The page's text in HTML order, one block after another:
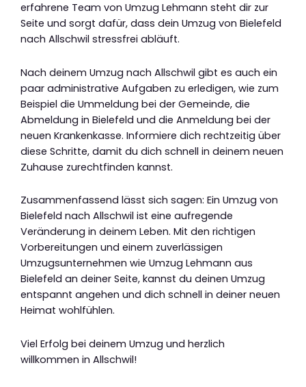
erfahrene Team von Umzug Lehmann steht dir zur
Seite und sorgt dafür, dass dein Umzug von Bielefeld
nach Allschwil stressfrei abläuft.
Nach deinem Umzug nach Allschwil gibt es auch ein
paar administrative Aufgaben zu erledigen, wie zum
Beispiel die Ummeldung bei der Gemeinde, die
Abmeldung in Bielefeld und die Anmeldung bei der
neuen Krankenkasse. Informiere dich rechtzeitig über
diese Schritte, damit du dich schnell in deinem neuen
Zuhause zurechtfinden kannst.
Zusammenfassend lässt sich sagen: Ein Umzug von
Bielefeld nach Allschwil ist eine aufregende
Veränderung in deinem Leben. Mit den richtigen
Vorbereitungen und einem zuverlässigen
Umzugsunternehmen wie Umzug Lehmann aus
Bielefeld an deiner Seite, kannst du deinen Umzug
entspannt angehen und dich schnell in deiner neuen
Heimat wohlfühlen.
Viel Erfolg bei deinem Umzug und herzlich
willkommen in Allschwil!